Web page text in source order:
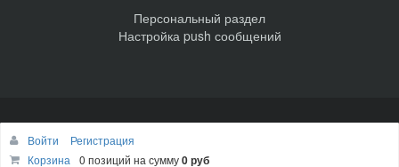
Персональный раздел
Настройка push сообщений
© Интернет-магазин ОПТ-ХОЗ, 2011-2026
Войти
Регистрация
Корзина
0 позиций на сумму0 руб